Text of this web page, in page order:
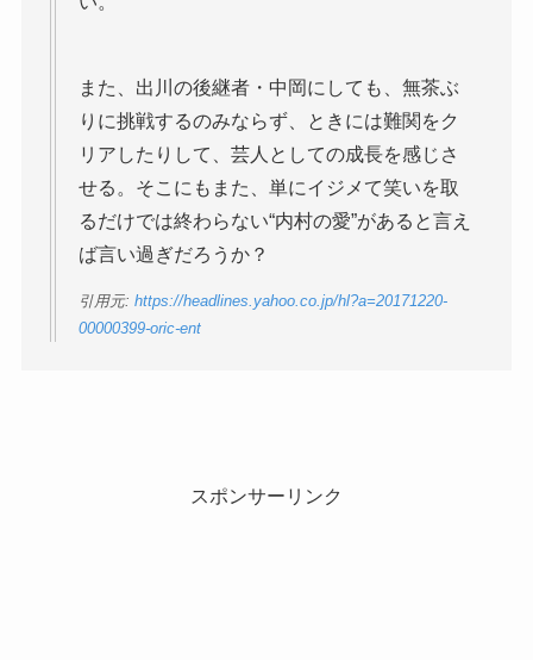
また、出川の後継者・中岡にしても、無茶ぶ
りに挑戦するのみならず、ときには難関をク
リアしたりして、芸人としての成長を感じさ
せる。そこにもまた、単にイジメて笑いを取
るだけでは終わらない“内村の愛”があると言え
ば言い過ぎだろうか？
引用元: https://headlines.yahoo.co.jp/hl?a=20171220-
00000399-oric-ent
スポンサーリンク